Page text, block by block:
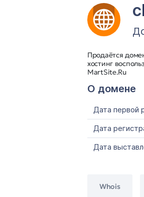
Продаётся
хостинг
MartSite.Ru
О домене
Дата первой
Дата
Дата
Whois